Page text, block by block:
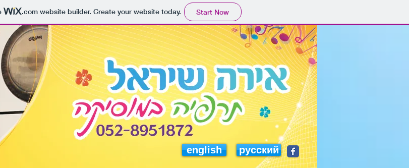
.comwebsite builder. Create your website today. Start Now
русский
english